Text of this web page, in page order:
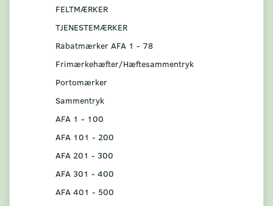
FELTMÆRKER
TJENESTEMÆRKER
Rabatmærker AFA 1 - 78
Frimærkehæfter/Hæftesammentryk
Portomærker
Sammentryk
AFA 1 - 100
AFA 101 - 200
AFA 201 - 300
AFA 301 - 400
AFA 401 - 500